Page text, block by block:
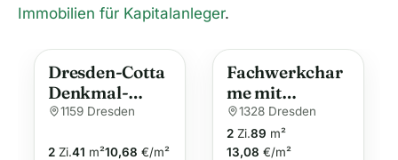
Immobilien für Kapitalanleger.
Dresden-Cotta
Denkmal-
Wohnung mit
1159 Dresden
2Zi.41 m²10,68 €/m²
Fachwerkchar
me mit
Weitblick in
Dresden
1328 Dresden
2 Zi.89 m²
13,08 €/m²